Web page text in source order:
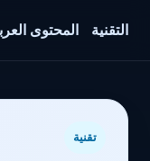
التقنية المحتوى
تقنية